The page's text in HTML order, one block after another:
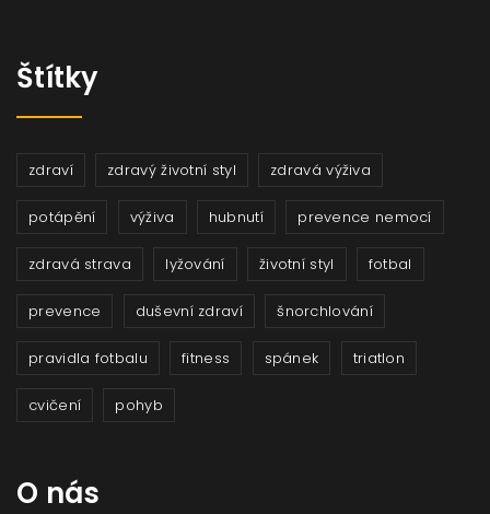
Štítky
zdraví zdravý životní styl zdravá výživa
potápění výživa hubnutí prevence nemocí
zdravá strava lyžování životní styl fotbal
prevence duševní zdraví šnorchlování
pravidla fotbalu fitness spánek triatlon
cvičení pohyb
O nás